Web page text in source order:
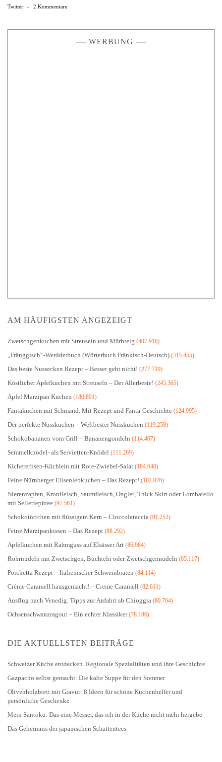
Twitter - 2 Kommentare
WERBUNG
AM HÄUFIGSTEN ANGEZEIGT
Zwetschgenkuchen mit Streuseln und Mürbteig (407.910)
„Fränggisch“-Werdderbuch (Wörterbuch Fränkisch-Deutsch) (315.455)
Das beste Nussecken Rezept – Besser geht nicht! (277.719)
Köstlicher Apfelkuchen mit Streuseln – Der Allerbeste! (245.365)
Apfel Marzipan Kuchen (180.891)
Fantakuchen mit Schmand. Mit Rezept und Fanta-Geschichte (124.995)
Der perfekte Nusskuchen – Weltbester Nusskuchen (119.258)
Schokobananen vom Grill – Bananengondeln (114.407)
Semmelknödel- als Servietten-Knödel (111.269)
Kichererbsen-Küchlein mit Rote-Zwiebel-Salat (104.640)
Feine Nürnberger Elisenlebkuchen – Das Rezept! (102.876)
Nierenzapfen, Kronfleisch, Saumfleisch, Onglet, Thick Skirt oder Lombatello
mit Selleriepüree (97.561)
Schokotörtchen mit flüssigem Kern – Cioccolataccia (91.253)
Feine Marzipankissen – Das Rezept (88.292)
Apfelkuchen mit Rahmguss auf Elsässer Art (86.984)
Rohrnudeln mit Zwetschgen, Buchteln oder Zwetschgennudeln (85.117)
Porchetta Rezept – Italienischer Schweinbraten (84.114)
Crème Caramell hausgemacht! – Creme Caramell (82.611)
Ausflug nach Venedig. Tipps zur Anfahrt ab Chioggia (80.764)
Ochsenschwanzragout – Ein echter Klassiker(78.186)
DIE AKTUELLSTEN BEITRÄGE
Schweizer Küche entdecken. Regionale Spezialitäten und ihre Geschichte
Gazpacho selbst gemacht: Die kalte Suppe für den Sommer
Olivenholzbrett mit Gravur: 8 Ideen für schöne Küchenhelfer und
persönliche Geschenke
Mein Santoku: Das eine Messer, das ich in der Küche nicht mehr hergebe
Das Geheimnis der japanischen Schattentees